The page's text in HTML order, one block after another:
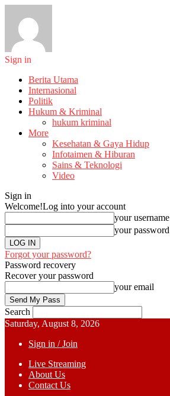
Sign in
Berita Utama
Internasional
Politik
Hukum & Kriminal
hukum kriminal
More
Kesehatan & Gaya Hidup
Infotaimen & Hiburan
Sains & Teknologi
Video
Sign in
Welcome!Log into your account
your username
your password
Forgot your password?
Password recovery
Recover your password
your email
Search
Saturday, August 8, 2026
Sign in / Join
Live Streaming
About Us
Contact Us